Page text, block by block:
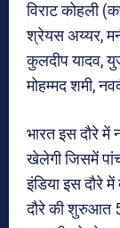
विराट कोहली
श्रेयस अय्यर,
कुलदीप यादव,
मोहम्मद शमी,
भारत इस दौरे
खेलेगी जिसमें
इंडिया इस दौरे
दौरे की शुरुआत